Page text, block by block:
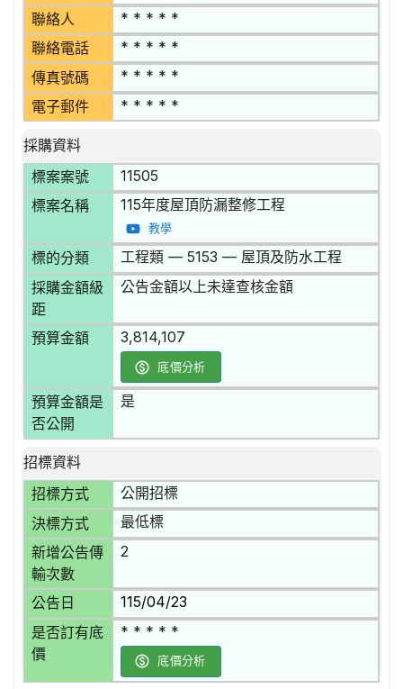
聯絡人 * * * * *
聯絡電話 * * * * *
傳真號碼 * * * * *
電子郵件 * * * * *
採購資料
標案案號
11505
標案名稱 115年度屋頂防漏整修工程
教學
標的分類 工程類 — 5153 — 屋頂及防水工程
採購金額級
距
公告金額以上未達查核金額
預算金額 3,814,107
底價分析
預算金額是
否公開
是
招標資料
招標方式
公開招標
決標方式 最低標
新增公告傳
輸次數
2
公告日 115/04/23
是否訂有底
價
* * * * *
底價分析